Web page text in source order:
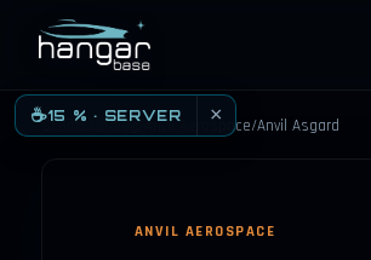
HANGARBASE
Schiffskatalog/ Anvil Aerospace/Anvil Asgard
ANVIL AEROSPACE
☕15 % · SERVER ×